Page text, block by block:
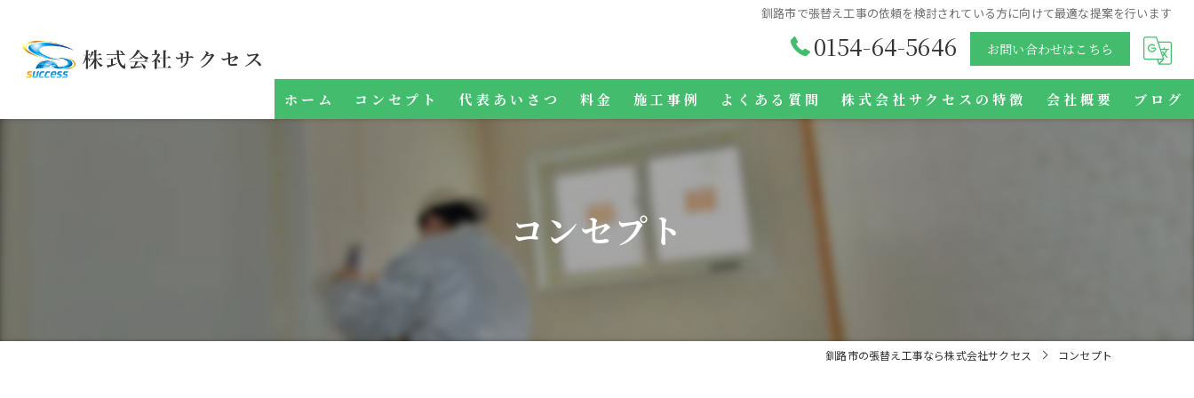
釧路市で張替え工事の依頼を検討されている方に向けて最適な提案を行います
0154-64-5646 お問い合わせはこちら
ホーム コンセプト 代表あいさつ 料金 施工事例 よくある質問 株式会社サクセスの特徴 会社概要 ブログ
コンセプト
釧路市の張替え工事なら株式会社サクセス コンセプト